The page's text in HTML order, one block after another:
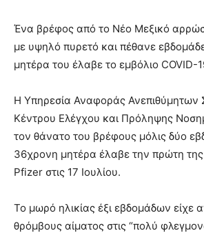
Ένα βρέφος από το Νέο Μεξικό
με υψηλό πυρετό και πέθανε
μητέρα του έλαβε το εμβόλιο COVID-
Η Υπηρεσία Αναφοράς Ανεπιθύμητων
Κέντρου Ελέγχου και Πρόληψης
τον θάνατο του βρέφους μόλις δύο
36χρονη μητέρα έλαβε την πρώτη
Pfizer στις 17 Ιουλίου.
Το μωρό ηλικίας έξι εβδομάδων είχε
θρόμβους αίματος στις “πολύ